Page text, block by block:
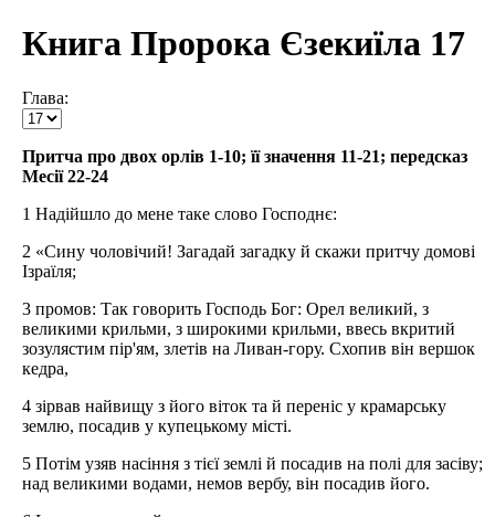
Книга Пророка Єзекиїла 17
Глава:
Притча про двох орлів 1-10; її значення 11-21; передсказ
Месії 22-24
1 Надійшло до мене таке слово Господнє:
2 «Сину чоловічий! Загадай загадку й скажи притчу домові
Ізраїля;
3 промов: Так говорить Господь Бог: Орел великий, з
великими крильми, з широкими крильми, ввесь вкритий
зозулястим пір'ям, злетів на Ливан-гору. Схопив він вершок
кедра,
4 зірвав найвищу з його віток та й переніс у крамарську
землю, посадив у купецькому місті.
5 Потім узяв насіння з тієї землі й посадив на полі для засіву;
над великими водами, немов вербу, він посадив його.